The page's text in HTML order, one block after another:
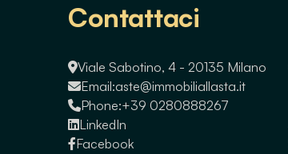
Contattaci
Viale Sabotino, 4 - 20135 Milano
Email:aste@immobiliallasta.it
Phone:+39 0280888267
LinkedIn
Facebook